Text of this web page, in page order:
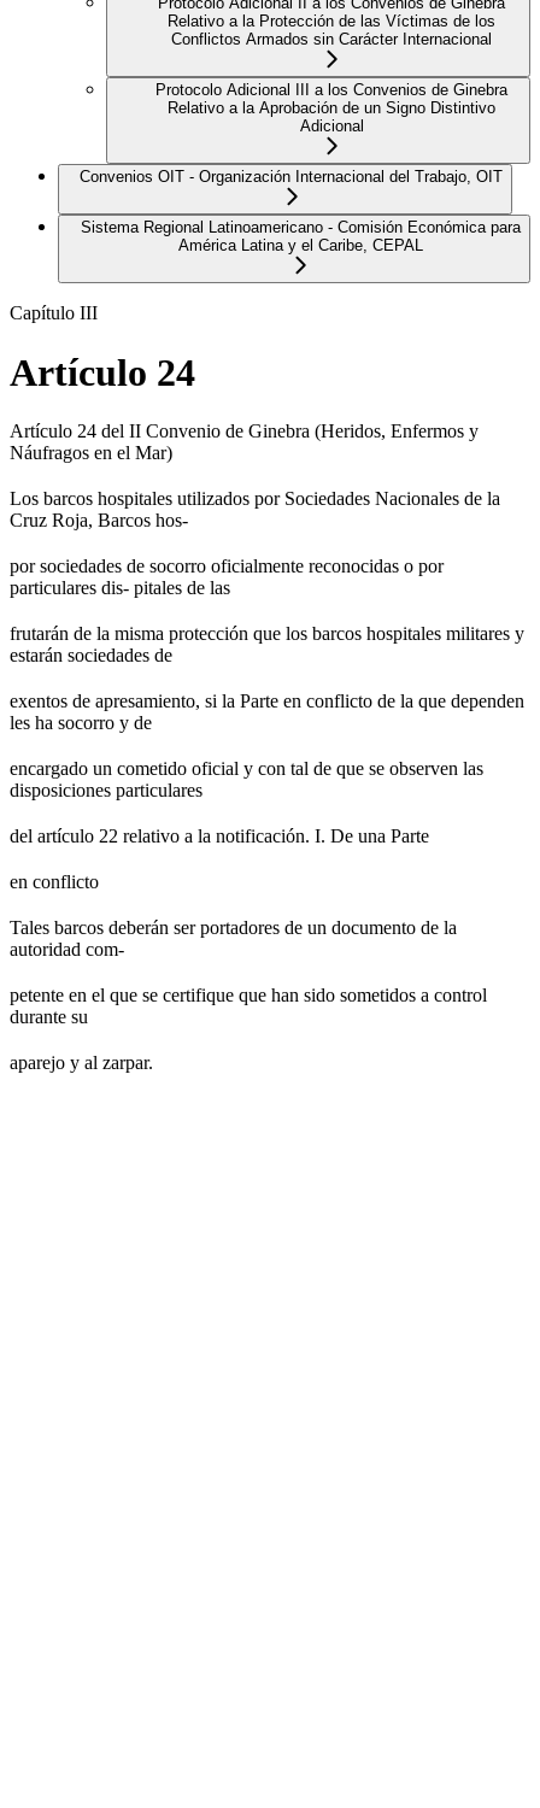
Relativo a la Protección de las Víctimas de los
Conflictos Armados sin Carácter Internacional
Protocolo Adicional III a los Convenios de Ginebra
Relativo a la Aprobación de un Signo Distintivo
Adicional
Convenios OIT - Organización Internacional del Trabajo, OIT
Sistema Regional Latinoamericano - Comisión Económica para
América Latina y el Caribe, CEPAL
Capítulo III
Artículo 24
Artículo 24 del II Convenio de Ginebra (Heridos, Enfermos y
Náufragos en el Mar)
Los barcos hospitales utilizados por Sociedades Nacionales de la
Cruz Roja, Barcos hos-
por sociedades de socorro oficialmente reconocidas o por
particulares dis- pitales de las
frutarán de la misma protección que los barcos hospitales militares y
estarán sociedades de
exentos de apresamiento, si la Parte en conflicto de la que dependen
les ha socorro y de
encargado un cometido oficial y con tal de que se observen las
disposiciones particulares
del artículo 22 relativo a la notificación. I. De una Parte
en conflicto
Tales barcos deberán ser portadores de un documento de la
autoridad com-
petente en el que se certifique que han sido sometidos a control
durante su
aparejo y al zarpar.